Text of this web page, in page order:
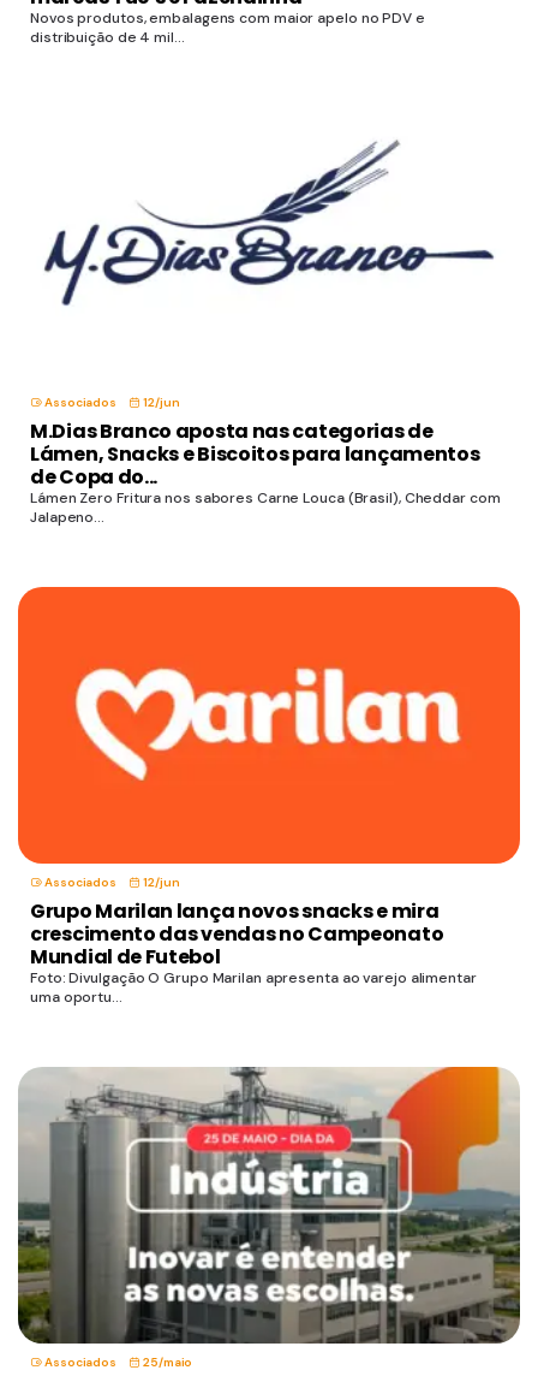
Novos produtos, embalagens com maior apelo no PDV e
distribuição de 4 mil...
Associados 12/jun
M.Dias Branco aposta nas categorias de
Lámen, Snacks e Biscoitos para lançamentos
de Copa do...
Lámen Zero Fritura nos sabores Carne Louca (Brasil), Cheddar com
Jalapeno...
Associados 12/jun
Grupo Marilan lança novos snacks e mira
crescimento das vendas no Campeonato
Mundial de Futebol
Foto: Divulgação O Grupo Marilan apresenta ao varejo alimentar
uma oportu...
Associados 25/maio